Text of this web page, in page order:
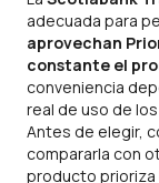
adecuada para
aprovechan
constante el
conveniencia
real de uso de
Antes de elegir,
compararla con
producto